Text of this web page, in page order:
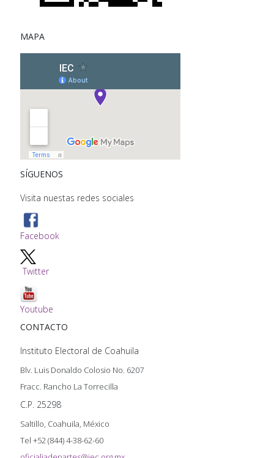
MAPA
SÍGUENOS
Visita nuestas redes sociales
Facebook
Twitter
Youtube
CONTACTO
Instituto Electoral de Coahuila
Blv. Luis Donaldo Colosio No. 6207
Fracc. Rancho La Torrecilla
C.P. 25298
Saltillo, Coahuila, México
Tel +52 (844) 4-38-62-60